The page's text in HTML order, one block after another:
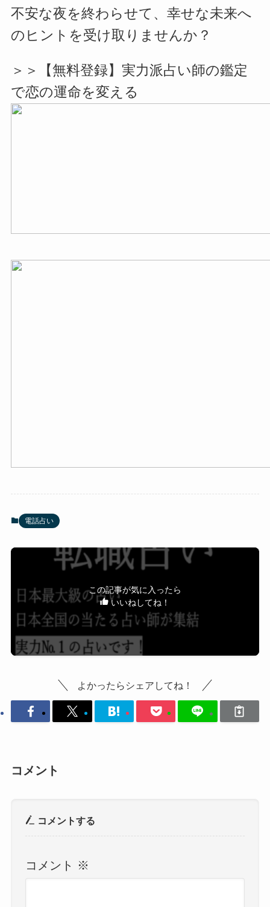
不安な夜を終わらせて、幸せな未来へ
のヒントを受け取りませんか？
＞＞【無料登録】実力派占い師の鑑定
で恋の運命を変える
電話占い
この記事が気に入ったら
いいねしてね！
よかったらシェアしてね！
コメント
コメントする
コメント ※